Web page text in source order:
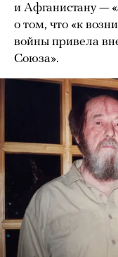
и Афганистану —
о том, что «к
войны привела
Союза».